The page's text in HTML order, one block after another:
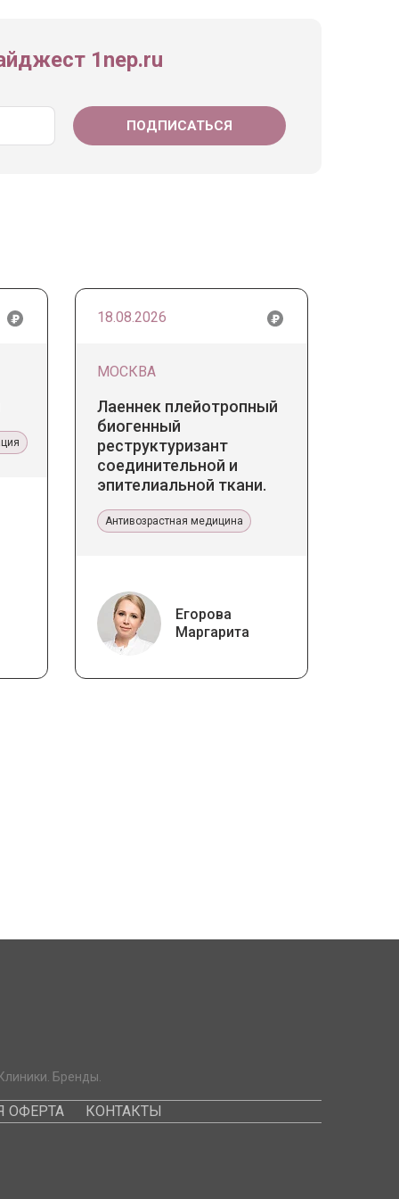
1nep.ru
18.08.2026
МОСКВА
Лаеннек плейотропный
биогенный
реструктуризант
соединительной и
эпителиальной ткани.
эстетической медицине
Антивозрастная медицина
Егорова
Маргарита
Бренды.
ОФЕРТА КОНТАКТЫ